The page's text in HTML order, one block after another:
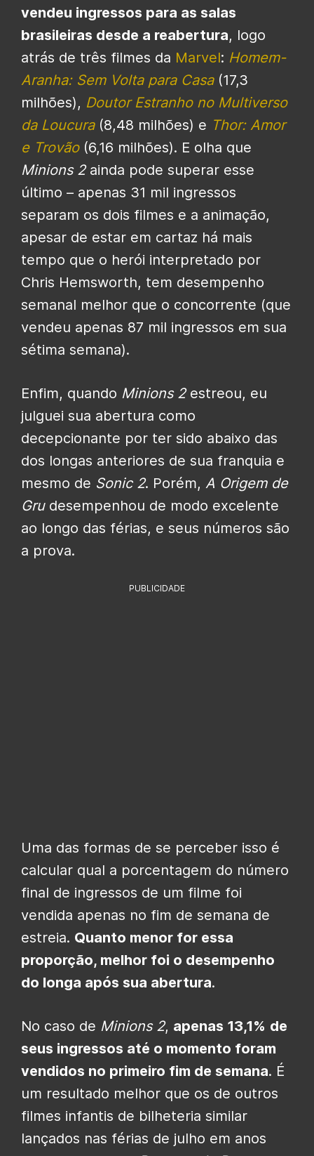
vendeu ingressos para as salas
brasileiras desde a reabertura, logo
atrás de três filmes da Marvel: Homem-
Aranha: Sem Volta para Casa(17,3
milhões), Doutor Estranho no Multiverso
da Loucura(8,48 milhões) e Thor: Amor
e Trovão(6,16 milhões). E olha que
Minions 2ainda pode superar esse
último – apenas 31 mil ingressos
separam os dois filmes e a animação,
apesar de estar em cartaz há mais
tempo que o herói interpretado por
Chris Hemsworth, tem desempenho
semanal melhor que o concorrente (que
vendeu apenas 87 mil ingressos em sua
sétima semana).
Enfim, quando Minions 2estreou, eu
julguei sua abertura como
decepcionante por ter sido abaixo das
dos longas anteriores de sua franquia e
mesmo de Sonic 2. Porém, A Origem de
Grudesempenhou de modo excelente
ao longo das férias, e seus números são
a prova.
PUBLICIDADE
Uma das formas de se perceber isso é
calcular qual a porcentagem do número
final de ingressos de um filme foi
vendida apenas no fim de semana de
estreia. Quanto menor for essa
proporção, melhor foi o desempenho
do longa após sua abertura.
No caso de Minions 2, apenas 13,1% de
seus ingressos até o momento foram
vendidos no primeiro fim de semana. É
um resultado melhor que os de outros
filmes infantis de bilheteria similar
lançados nas férias de julho em anos